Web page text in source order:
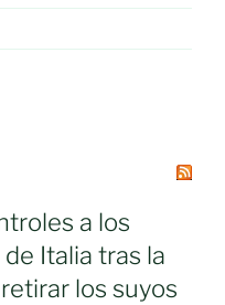
a los
Italia tras la
los suyos